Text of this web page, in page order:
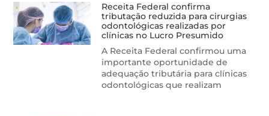
Receita Federal confirma
tributação reduzida para cirurgias
odontológicas realizadas por
clínicas no Lucro Presumido
A Receita Federal confirmou uma
importante oportunidade de
adequação tributária para clínicas
odontológicas que realizam